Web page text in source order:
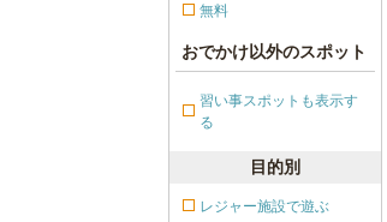
無料
おでかけ以外のスポット
習い事スポットも表示す
る
目的別
レジャー施設で遊ぶ